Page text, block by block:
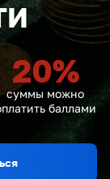
20%
суммы можно
баллами